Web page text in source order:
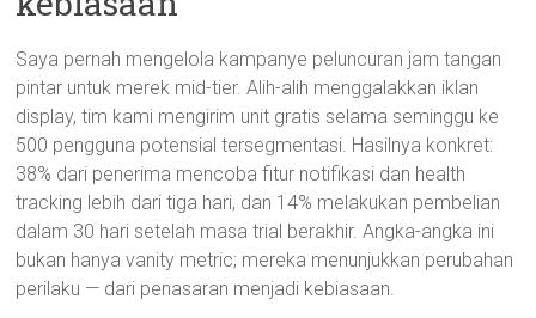
Saya pernah mengelola kampanye peluncuran jam tangan
pintar untuk merek mid-tier. Alih-alih menggalakkan iklan
display, tim kami mengirim unit gratis selama seminggu ke
500 pengguna potensial tersegmentasi. Hasilnya konkret:
38% dari penerima mencoba fitur notifikasi dan health
tracking lebih dari tiga hari, dan 14% melakukan pembelian
dalam 30 hari setelah masa trial berakhir. Angka-angka ini
bukan hanya vanity metric; mereka menunjukkan perubahan
perilaku — dari penasaran menjadi kebiasaan.